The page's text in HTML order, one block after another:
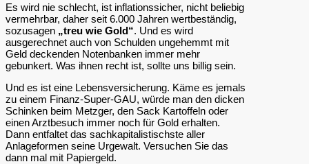
Es wird nie schlecht, ist inflationssicher, nicht beliebig
vermehrbar, daher seit 6.000 Jahren wertbeständig,
sozusagen „treu wie Gold“. Und es wird
ausgerechnet auch von Schulden ungehemmt mit
Geld deckenden Notenbanken immer mehr
gebunkert. Was ihnen recht ist, sollte uns billig sein.
Und es ist eine Lebensversicherung. Käme es jemals
zu einem Finanz-Super-GAU, würde man den dicken
Schinken beim Metzger, den Sack Kartoffeln oder
einen Arztbesuch immer noch für Gold erhalten.
Dann entfaltet das sachkapitalistischste aller
Anlageformen seine Urgewalt. Versuchen Sie das
dann mal mit Papiergeld.